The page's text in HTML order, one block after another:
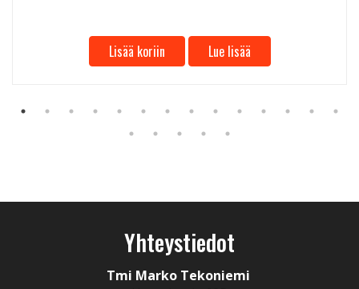
Lisää koriin Lue lisää
Yhteystiedot
Tmi Marko Tekoniemi